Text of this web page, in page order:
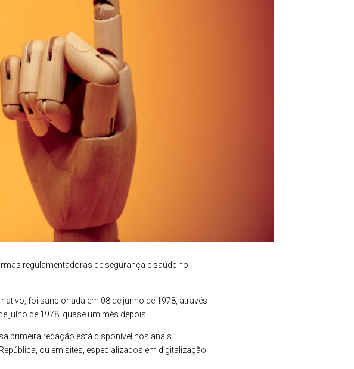
regulamentadoras de segurança e saúde no
foi sancionada em 08 de junho de 1978, através
julho de 1978, quase um mês depois.
primeira redação está disponível nos anais
ou em sites, especializados em digitalização